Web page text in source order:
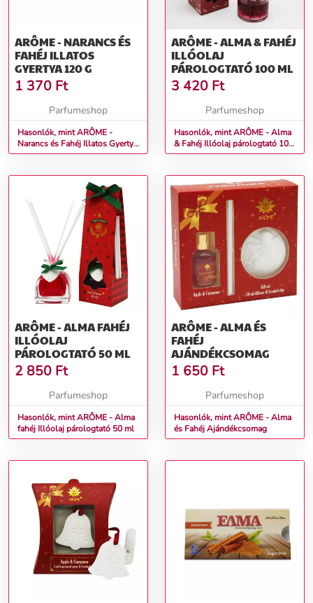
ARÔME - NARANCS ÉS
FAHÉJ ILLATOS
GYERTYA 120 G
1 370 Ft
Parfumeshop
Hasonlók, mint ARÔME -
Narancs és Fahéj Illatos Gyertya
120 g
ARÔME - ALMA & FAHÉJ
ILLÓOLAJ
PÁROLOGTATÓ 100 ML
3 420 Ft
Parfumeshop
Hasonlók, mint ARÔME - Alma
& Fahéj Illóolaj párologtató 100
ml
ARÔME - ALMA FAHÉJ
ILLÓOLAJ
PÁROLOGTATÓ 50 ML
2 850 Ft
Parfumeshop
Hasonlók, mint ARÔME - Alma
fahéj Illóolaj párologtató 50 ml
ARÔME - ALMA ÉS
FAHÉJ
AJÁNDÉKCSOMAG
1 650 Ft
Parfumeshop
Hasonlók, mint ARÔME - Alma
és Fahéj Ajándékcsomag